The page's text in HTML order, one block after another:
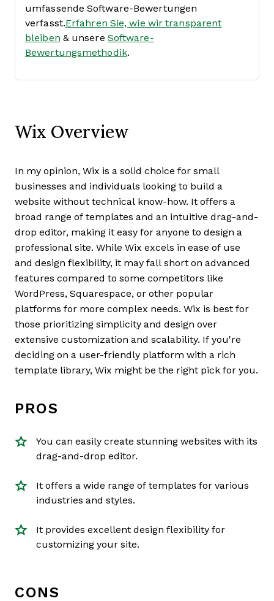
umfassende Software-Bewertungen
verfasst.Erfahren Sie, wie wir transparent
bleiben & unsere Software-
Bewertungsmethodik.
Wix Overview
In my opinion, Wix is a solid choice for small
businesses and individuals looking to build a
website without technical know-how. It offers a
broad range of templates and an intuitive drag-and-
drop editor, making it easy for anyone to design a
professional site. While Wix excels in ease of use
and design flexibility, it may fall short on advanced
features compared to some competitors like
WordPress, Squarespace, or other popular
platforms for more complex needs. Wix is best for
those prioritizing simplicity and design over
extensive customization and scalability. If you're
deciding on a user-friendly platform with a rich
template library, Wix might be the right pick for you.
PROS
You can easily create stunning websites with its
drag-and-drop editor.
It offers a wide range of templates for various
industries and styles.
It provides excellent design flexibility for
customizing your site.
CONS